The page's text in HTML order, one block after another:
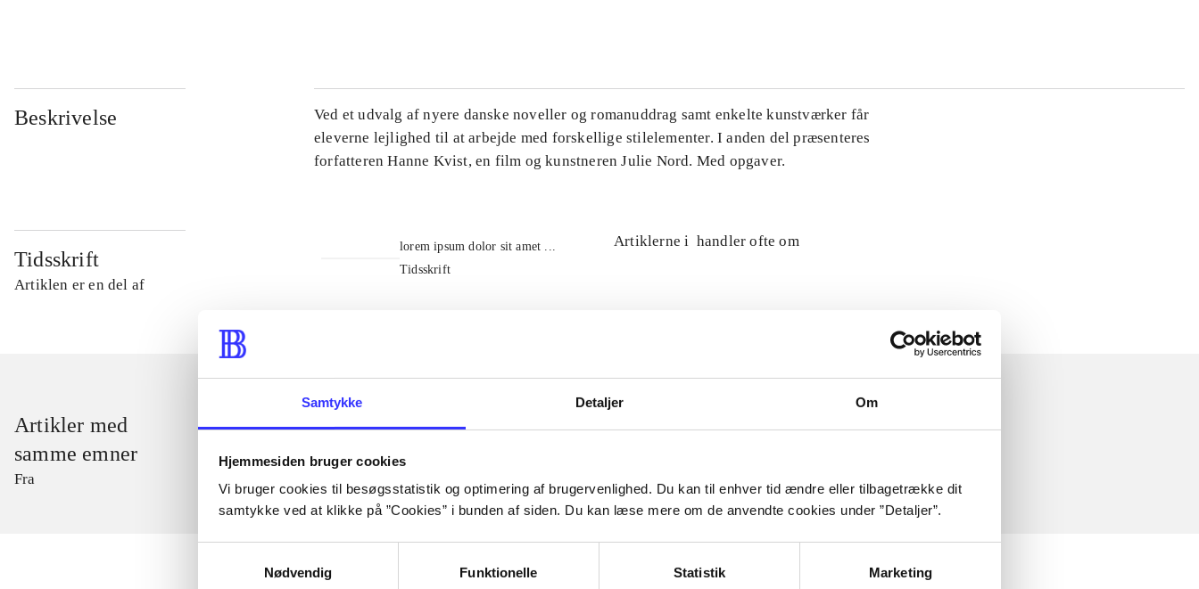
Samtykke Detaljer Om
Hjemmesiden bruger cookies
Vi bruger cookies til besøgsstatistik og optimering af brugervenlighed. Du kan til enhver tid ændre eller tilbagetrække dit
samtykke ved at klikke på ”Cookies” i bunden af siden. Du kan læse mere om de anvendte cookies under ”Detaljer”.
Nødvendig
Funktionelle Statistik Marketing
Beskrivelse
Ved et udvalg af nyere danske noveller og romanuddrag samt enkelte kunstværker får
eleverne lejlighed til at arbejde med forskellige stilelementer. I anden del præsenteres
forfatteren Hanne Kvist, en film og kunstneren Julie Nord. Med opgaver.
Tidsskrift
Artiklen er en del af
lorem ipsum dolor sit amet ...
Tidsskrift
Artiklerne i handler ofte om
Artikler med
samme emner
Fra